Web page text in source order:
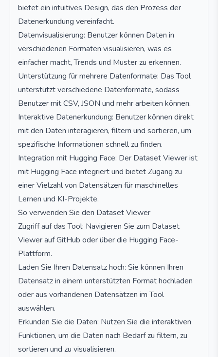
bietet ein intuitives Design, das den Prozess der
Datenerkundung vereinfacht.
Datenvisualisierung: Benutzer können Daten in
verschiedenen Formaten visualisieren, was es
einfacher macht, Trends und Muster zu erkennen.
Unterstützung für mehrere Datenformate: Das Tool
unterstützt verschiedene Datenformate, sodass
Benutzer mit CSV, JSON und mehr arbeiten können.
Interaktive Datenerkundung: Benutzer können direkt
mit den Daten interagieren, filtern und sortieren, um
spezifische Informationen schnell zu finden.
Integration mit Hugging Face: Der Dataset Viewer ist
mit Hugging Face integriert und bietet Zugang zu
einer Vielzahl von Datensätzen für maschinelles
Lernen und KI-Projekte.
So verwenden Sie den Dataset Viewer
Zugriff auf das Tool: Navigieren Sie zum Dataset
Viewer auf GitHub oder über die Hugging Face-
Plattform.
Laden Sie Ihren Datensatz hoch: Sie können Ihren
Datensatz in einem unterstützten Format hochladen
oder aus vorhandenen Datensätzen im Tool
auswählen.
Erkunden Sie die Daten: Nutzen Sie die interaktiven
Funktionen, um die Daten nach Bedarf zu filtern, zu
sortieren und zu visualisieren.